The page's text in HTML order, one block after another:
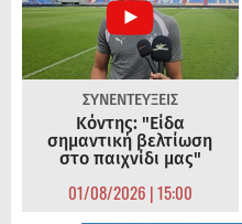
ΣΥΝΕΝΤΕΥΞΕΙΣ
Κόντης: "Είδα
σημαντική βελτίωση
στο παιχνίδι μας"
01/08/2026 | 15:00